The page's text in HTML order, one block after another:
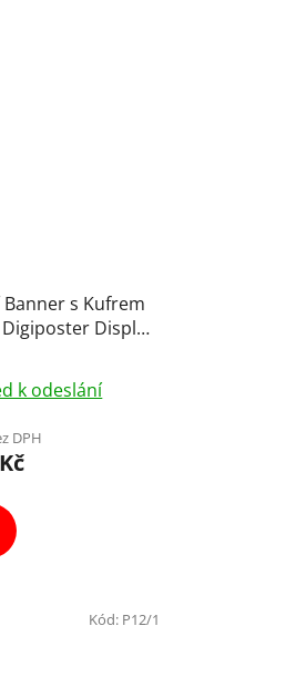
s Kufrem
Displej
k odeslání
DPH
Kód: P12/1